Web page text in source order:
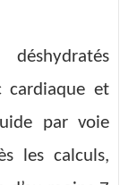
cardiaque et
par voie
les calculs,